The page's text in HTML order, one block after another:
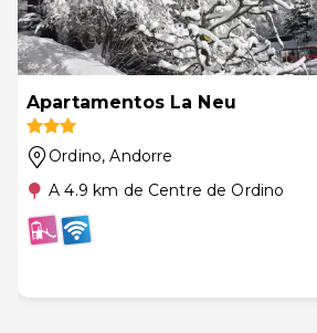
Apartamentos La Neu
Ordino, Andorre
A 4.9 km de Centre de Ordino